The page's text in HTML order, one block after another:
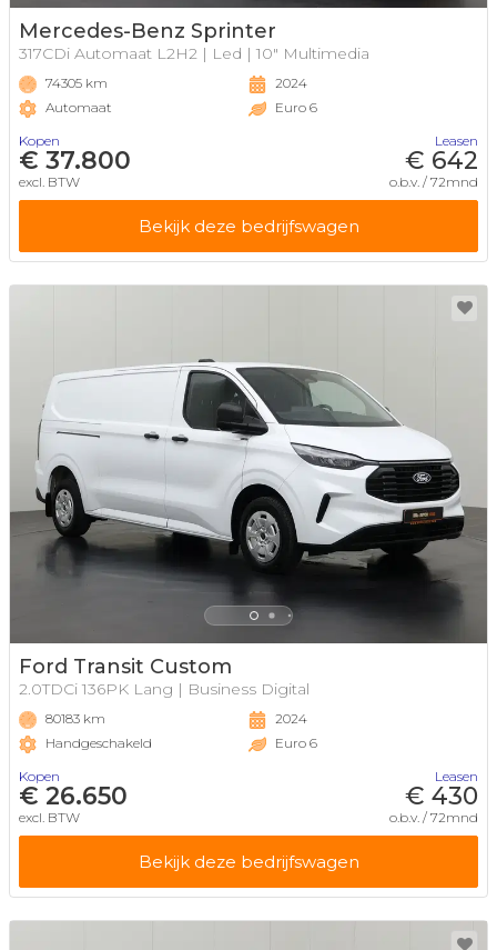
Mercedes-Benz Sprinter
317CDi Automaat L2H2 | Led | 10" Multimedia
74305 km
Automaat
2024
Euro 6
Kopen
€ 37.800
excl. BTW
Leasen
€ 642
o.b.v. / 72mnd
Bekijk deze bedrijfswagen
Ford Transit Custom
2.0TDCi 136PK Lang | Business Digital
80183 km
Handgeschakeld
2024
Euro 6
Kopen
€ 26.650
excl. BTW
Leasen
€ 430
o.b.v. / 72mnd
Bekijk deze bedrijfswagen